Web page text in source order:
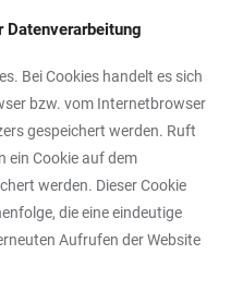
Datenverarbeitung
Bei Cookies handelt es sich
bzw. vom Internetbrowser
gespeichert werden. Ruft
ein Cookie auf dem
werden. Dieser Cookie
die eine eindeutige
Aufrufen der Website